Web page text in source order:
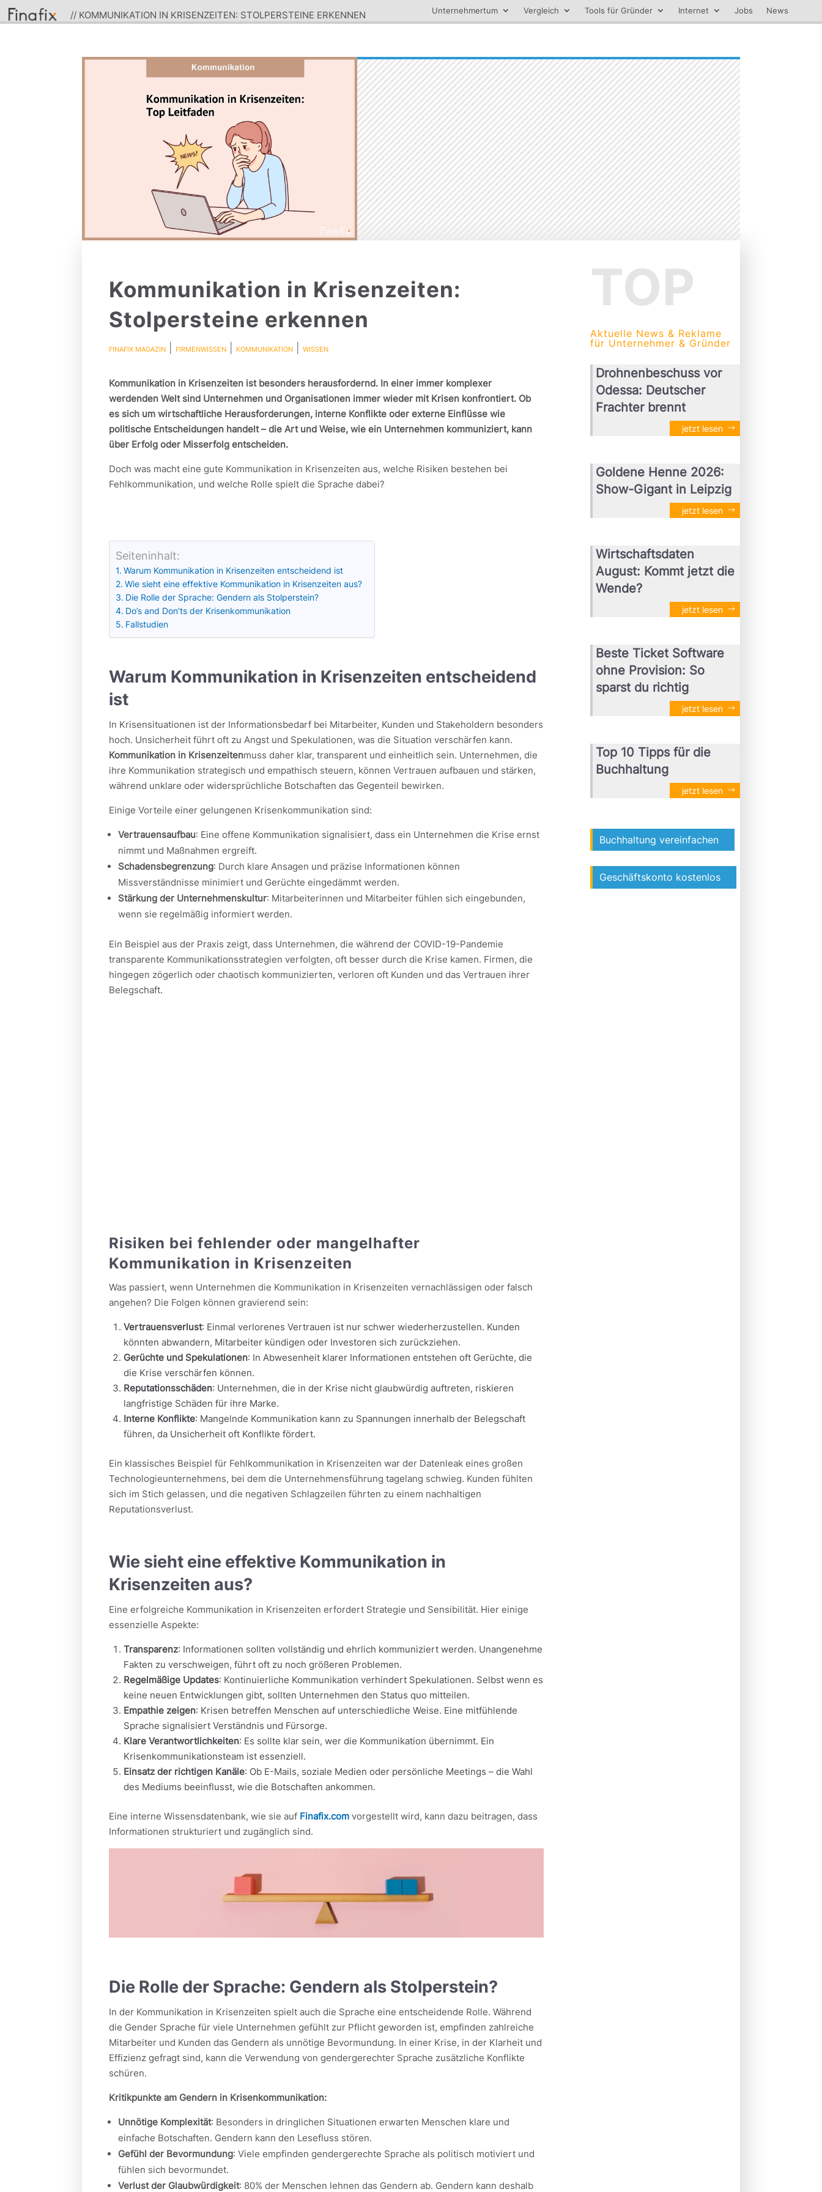
// KOMMUNIKATION IN KRISENZEITEN: STOLPERSTEINE ERKENNEN Unternehmertum Vergleich Tools für Gründer Internet Jobs News
Kommunikation in Krisenzeiten:
Stolpersteine erkennen
FINAFIX MAGAZIN FIRMENWISSEN KOMMUNIKATION |WISSEN
Kommunikation in Krisenzeiten ist besonders herausfordernd. In einer immer komplexer
werdenden Welt sind Unternehmen und Organisationen immer wieder mit Krisen konfrontiert. Ob
es sich um wirtschaftliche Herausforderungen, interne Konflikte oder externe Einflüsse wie
politische Entscheidungen handelt – die Art und Weise, wie ein Unternehmen kommuniziert, kann
über Erfolg oder Misserfolg entscheiden.
Doch was macht eine gute Kommunikation in Krisenzeiten aus, welche Risiken bestehen bei
Fehlkommunikation, und welche Rolle spielt die Sprache dabei?
Seiteninhalt:
Warum Kommunikation in Krisenzeiten entscheidend ist
Wie sieht eine effektive Kommunikation in Krisenzeiten aus?
Die Rolle der Sprache: Gendern als Stolperstein?
Do’s and Don’ts der Krisenkommunikation
Fallstudien
Warum Kommunikation in Krisenzeiten entscheidend
ist
In Krisensituationen ist der Informationsbedarf bei Mitarbeiter, Kunden und Stakeholdern besonders
hoch. Unsicherheit führt oft zu Angst und Spekulationen, was die Situation verschärfen kann.
Kommunikation in Krisenzeitenmuss daher klar, transparent und einheitlich sein. Unternehmen, die
ihre Kommunikation strategisch und empathisch steuern, können Vertrauen aufbauen und stärken,
während unklare oder widersprüchliche Botschaften das Gegenteil bewirken.
Einige Vorteile einer gelungenen Krisenkommunikation sind:
Vertrauensaufbau: Eine offene Kommunikation signalisiert, dass ein Unternehmen die Krise ernst
nimmt und Maßnahmen ergreift.
Schadensbegrenzung: Durch klare Ansagen und präzise Informationen können
Missverständnisse minimiert und Gerüchte eingedämmt werden.
Stärkung der Unternehmenskultur: Mitarbeiterinnen und Mitarbeiter fühlen sich eingebunden,
wenn sie regelmäßig informiert werden.
Ein Beispiel aus der Praxis zeigt, dass Unternehmen, die während der COVID-19-Pandemie
transparente Kommunikationsstrategien verfolgten, oft besser durch die Krise kamen. Firmen, die
hingegen zögerlich oder chaotisch kommunizierten, verloren oft Kunden und das Vertrauen ihrer
Belegschaft.
Risiken bei fehlender oder mangelhafter
Kommunikation in Krisenzeiten
Was passiert, wenn Unternehmen die Kommunikation in Krisenzeiten vernachlässigen oder falsch
angehen? Die Folgen können gravierend sein:
Vertrauensverlust: Einmal verlorenes Vertrauen ist nur schwer wiederherzustellen. Kunden
könnten abwandern, Mitarbeiter kündigen oder Investoren sich zurückziehen.
Gerüchte und Spekulationen: In Abwesenheit klarer Informationen entstehen oft Gerüchte, die
die Krise verschärfen können.
Reputationsschäden: Unternehmen, die in der Krise nicht glaubwürdig auftreten, riskieren
langfristige Schäden für ihre Marke.
Interne Konflikte: Mangelnde Kommunikation kann zu Spannungen innerhalb der Belegschaft
führen, da Unsicherheit oft Konflikte fördert.
Ein klassisches Beispiel für Fehlkommunikation in Krisenzeiten war der Datenleak eines großen
Technologieunternehmens, bei dem die Unternehmensführung tagelang schwieg. Kunden fühlten
sich im Stich gelassen, und die negativen Schlagzeilen führten zu einem nachhaltigen
Reputationsverlust.
Wie sieht eine effektive Kommunikation in
Krisenzeiten aus?
Eine erfolgreiche Kommunikation in Krisenzeiten erfordert Strategie und Sensibilität. Hier einige
essenzielle Aspekte:
Transparenz: Informationen sollten vollständig und ehrlich kommuniziert werden. Unangenehme
Fakten zu verschweigen, führt oft zu noch größeren Problemen.
Regelmäßige Updates: Kontinuierliche Kommunikation verhindert Spekulationen. Selbst wenn es
keine neuen Entwicklungen gibt, sollten Unternehmen den Status quo mitteilen.
Empathie zeigen: Krisen betreffen Menschen auf unterschiedliche Weise. Eine mitfühlende
Sprache signalisiert Verständnis und Fürsorge.
Klare Verantwortlichkeiten: Es sollte klar sein, wer die Kommunikation übernimmt. Ein
Krisenkommunikationsteam ist essenziell.
Einsatz der richtigen Kanäle: Ob E-Mails, soziale Medien oder persönliche Meetings – die Wahl
des Mediums beeinflusst, wie die Botschaften ankommen.
Eine interne Wissensdatenbank, wie sie auf Finafix.com vorgestellt wird, kann dazu beitragen, dass
Informationen strukturiert und zugänglich sind.
Die Rolle der Sprache: Gendern als Stolperstein?
In der Kommunikation in Krisenzeiten spielt auch die Sprache eine entscheidende Rolle. Während
die Gender Sprache für viele Unternehmen gefühlt zur Pflicht geworden ist, empfinden zahlreiche
Mitarbeiter und Kunden das Gendern als unnötige Bevormundung. In einer Krise, in der Klarheit und
Effizienz gefragt sind, kann die Verwendung von gendergerechter Sprache zusätzliche Konflikte
schüren.
Kritikpunkte am Gendern in Krisenkommunikation:
Unnötige Komplexität: Besonders in dringlichen Situationen erwarten Menschen klare und
einfache Botschaften. Gendern kann den Lesefluss stören.
Gefühl der Bevormundung: Viele empfinden gendergerechte Sprache als politisch motiviert und
fühlen sich bevormundet.
Verlust der Glaubwürdigkeit: 80% der Menschen lehnen das Gendern ab. Gendern kann deshalb
TOP
Aktuelle News & Reklame
für Unternehmer & Gründer
Drohnenbeschuss vor
Odessa: Deutscher
Frachter brennt
jetzt lesen
Goldene Henne 2026:
Show-Gigant in Leipzig
jetzt lesen
Wirtschaftsdaten
August: Kommt jetzt die
Wende?
jetzt lesen
Beste Ticket Software
ohne Provision: So
sparst du richtig
jetzt lesen
Top 10 Tipps für die
Buchhaltung
jetzt lesen
Buchhaltung vereinfachen
Geschäftskonto kostenlos